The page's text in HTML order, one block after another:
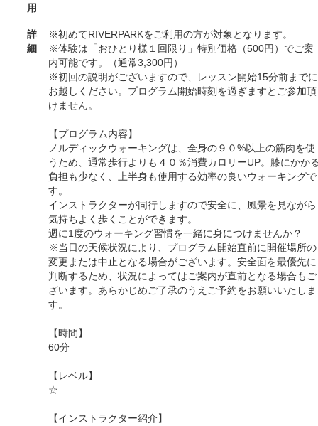
用
詳
細
※初めてRIVERPARKをご利用の方が対象となります。
※体験は「おひとり様１回限り」特別価格（500円）でご案
内可能です。（通常3,300円）
※初回の説明がございますので、レッスン開始15分前までに
お越しください。プログラム開始時刻を過ぎますとご参加頂
けません。
【プログラム内容】
ノルディックウォーキングは、全身の９０%以上の筋肉を使
うため、通常歩行よりも４０％消費カロリーUP。膝にかか
負担も少なく、上半身も使用する効率の良いウォーキングで
す。
インストラクターが同行しますので安全に、風景を見ながら
気持ちよく歩くことができます。
週に1度のウォーキング習慣を一緒に身につけませんか？
※当日の天候状況により、プログラム開始直前に開催場所の
変更または中止となる場合がございます。安全面を最優先に
判断するため、状況によってはご案内が直前となる場合もご
ざいます。あらかじめご了承のうえご予約をお願いいたしま
す。
【時間】
60分
【レベル】
☆
【インストラクター紹介】